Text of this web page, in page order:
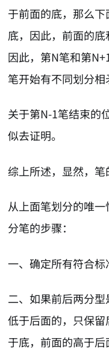
于前面的底，那么
底，因此，前面的底
因此，第N笔和第
笔开始有不同划分相
关于第N-1笔结束的
似去证明。
综上所述，显然，笔
从上面笔划分的唯
分笔的步骤：
一、确定所有符合标
二、如果前后两分
低于后面的，只保
于底，前面的高于